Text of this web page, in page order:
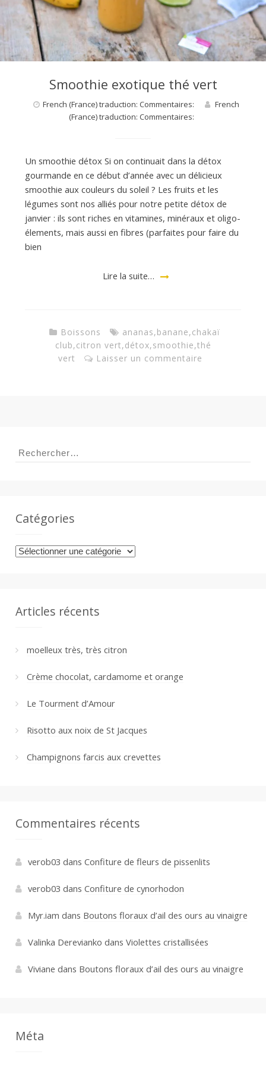
e
Smoothie exotique thé vert
French (France) traduction: Commentaires:
French
(France) traduction: Commentaires:
Un smoothie détox Si on continuait dans la détox
gourmande en ce début d’année avec un délicieux
smoothie aux couleurs du soleil ? Les fruits et les
légumes sont nos alliés pour notre petite détox de
janvier : ils sont riches en vitamines, minéraux et oligo-
élements, mais aussi en fibres (parfaites pour faire du
bien
Lire la suite…
Boissons ananas,banane,chakaï
club,citron vert,détox,smoothie,thé
vert
Laisser un commentaire
Rechercher :
Catégories
Catégories
Articles récents
moelleux très, très citron
Crème chocolat, cardamome et orange
Le Tourment d’Amour
Risotto aux noix de St Jacques
Champignons farcis aux crevettes
Commentaires récents
verob03 dans Confiture de fleurs de pissenlits
verob03 dans Confiture de cynorhodon
Myr.iam dans Boutons floraux d’ail des ours au vinaigre
Valinka Derevianko dans Violettes cristallisées
Viviane dans Boutons floraux d’ail des ours au vinaigre
Méta